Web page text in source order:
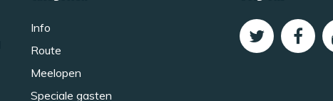
Info
Route
Meelopen
Speciale gasten